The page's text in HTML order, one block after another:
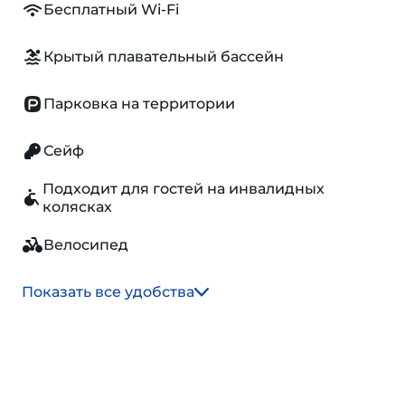
Бесплатный Wi-Fi
Крытый плавательный бассейн
Парковка на территории
Сейф
Подходит для гостей на инвалидных
колясках
Велосипед
Показать все удобства